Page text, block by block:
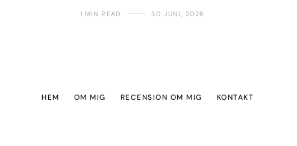
1 MIN READ 30 JUNI, 2026
HEM OM MIG RECENSION OM MIG KONTAKT